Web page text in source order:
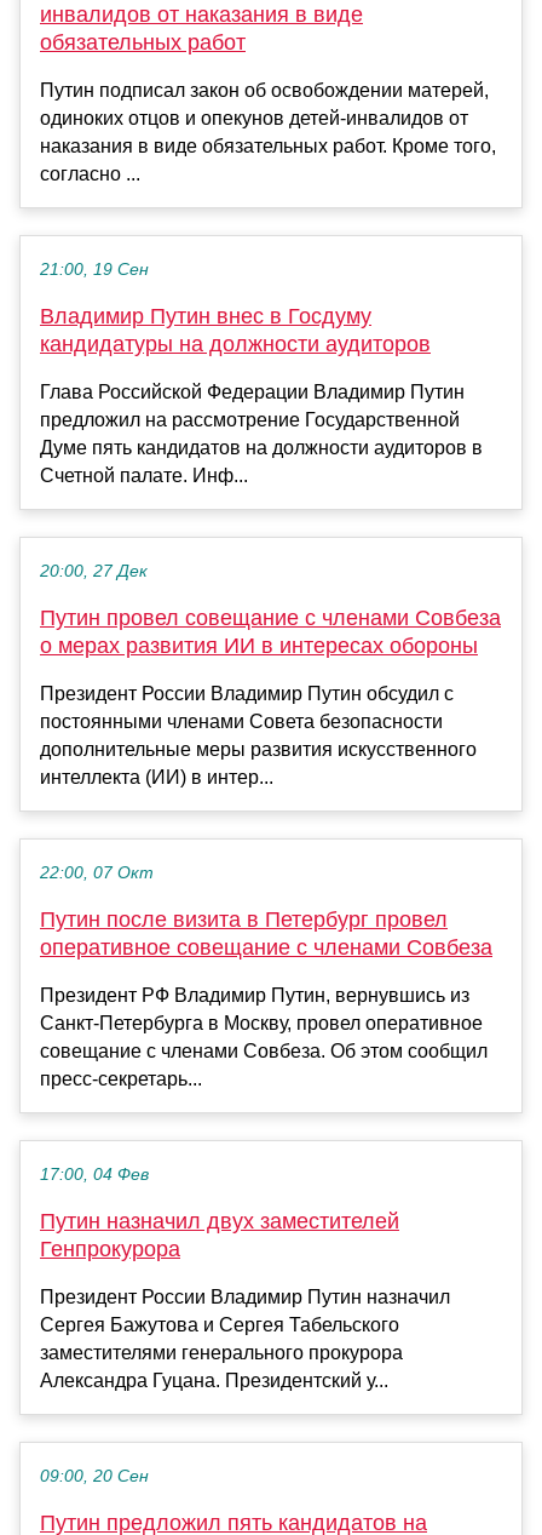
инвалидов от наказания в виде
обязательных работ
Путин подписал закон об освобождении матерей,
одиноких отцов и опекунов детей-инвалидов от
наказания в виде обязательных работ. Кроме того,
согласно ...
21:00, 19 Сен
Владимир Путин внес в Госдуму
кандидатуры на должности аудиторов
Глава Российской Федерации Владимир Путин
предложил на рассмотрение Государственной
Думе пять кандидатов на должности аудиторов в
Счетной палате. Инф...
20:00, 27 Дек
Путин провел совещание с членами Совбеза
о мерах развития ИИ в интересах обороны
Президент России Владимир Путин обсудил с
постоянными членами Совета безопасности
дополнительные меры развития искусственного
интеллекта (ИИ) в интер...
22:00, 07 Окт
Путин после визита в Петербург провел
оперативное совещание с членами Совбеза
Президент РФ Владимир Путин, вернувшись из
Санкт-Петербурга в Москву, провел оперативное
совещание с членами Совбеза. Об этом сообщил
пресс-секретарь...
17:00, 04 Фев
Путин назначил двух заместителей
Генпрокурора
Президент России Владимир Путин назначил
Сергея Бажутова и Сергея Табельского
заместителями генерального прокурора
Александра Гуцана. Президентский у...
09:00, 20 Сен
Путин предложил пять кандидатов на